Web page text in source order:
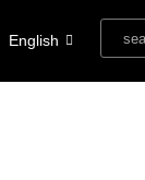
English